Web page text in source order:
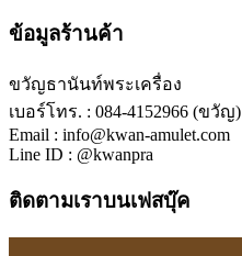
ข้อมูลร้านค้า
ขวัญธานันท์พระเครื่อง
เบอร์โทร. : 084-4152966 (ขวัญ)
Email : info@kwan-amulet.com
Line ID : @kwanpra
ติดตามเราบนเฟสบุ๊ค